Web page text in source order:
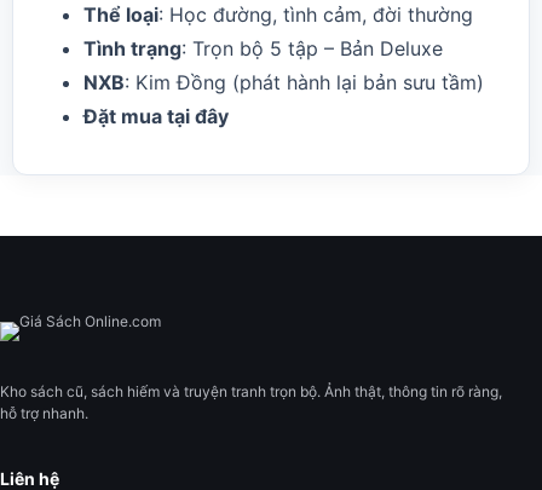
Thể loại: Học đường, tình cảm, đời thường
Tình trạng: Trọn bộ 5 tập – Bản Deluxe
NXB: Kim Đồng (phát hành lại bản sưu tầm)
Đặt mua tại đây
Kho sách cũ, sách hiếm và truyện tranh trọn bộ. Ảnh thật, thông tin rõ ràng,
hỗ trợ nhanh.
Liên hệ